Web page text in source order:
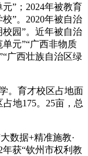
”；2024年被教育
”。2020年被自治
园”。近年被自治
元”“广西非物质
广西壮族自治区绿
。育才校区占地面
地175。25亩，总
数据+精准施教·
获“钦州市权利教